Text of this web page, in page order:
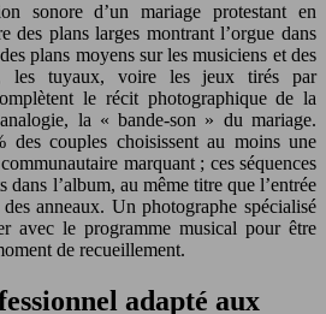
sonore d’un mariage protestant en
des plans larges montrant l’orgue dans
plans moyens sur les musiciens et des
les tuyaux, voire les jeux tirés par
le récit photographique de la
la « bande-son » du mariage.
des couples choisissent au moins une
marquant ; ces séquences
dans l’album, au même titre que l’entrée
anneaux. Un photographe spécialisé
avec le programme musical pour être
de recueillement.
adapté aux